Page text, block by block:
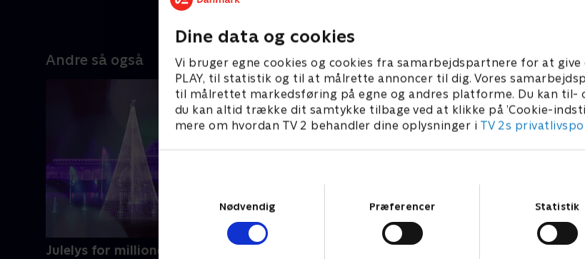
Dine data og cookies
Vi bruger egne cookies og cookies fra samarbejdspartnere for at give
PLAY, til statistik og til at målrette annoncer til dig. Vores
til målrettet markedsføring på egne og andres platforme. Du kan til-
du kan altid trække dit samtykke tilbage ved at klikke på ’Cookie-
mere om hvordan TV 2 behandler dine oplysninger i TV 2s
Nødvendig
Præferencer Statistik
Andre så også
Julelys for millioner